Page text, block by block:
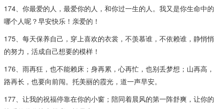
174、你最爱的人，最爱你的人，和你过一生的人。我又是你生命中的
哪个人呢？早安快乐！亲爱的！
175、每天保养自己，穿上喜欢的衣裳，不羡慕谁，不依赖谁，静悄悄
的努力，活成自己想要的模样！
176、雨再狂，也不能赖床；身再累，心再忙，也别丢梦想；山再高，
路再长，也要向前闯。托美丽的霞光，道一声早安。
177、让我的祝福停靠在你的小窗；陪同着晨风的第一阵舒爽，让你的